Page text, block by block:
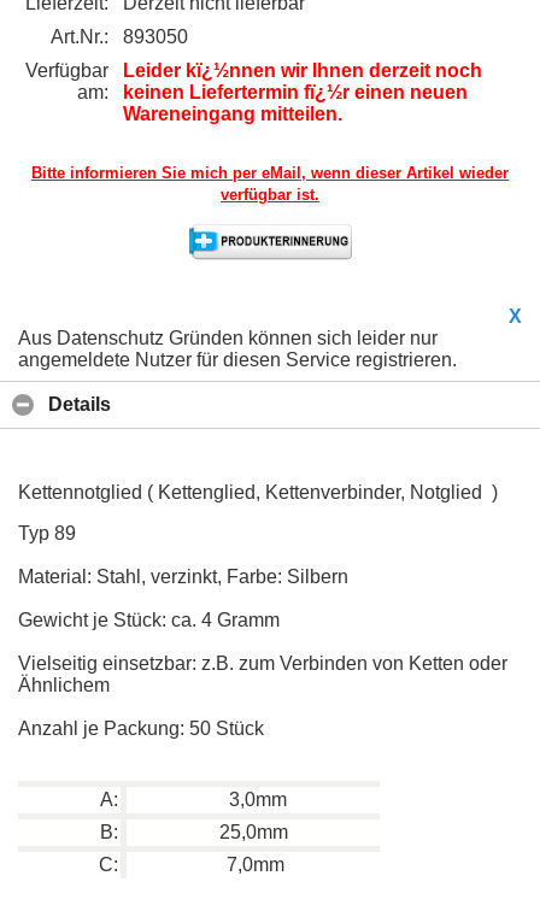
Art.Nr.:
893050
Verfügbar
am:
Leider kï¿½nnen wir Ihnen derzeit noch
keinen Liefertermin fï¿½r einen neuen
Wareneingang mitteilen.
Bitte informieren Sie mich per eMail, wenn dieser Artikel wieder
verfügbar ist.
X
Aus Datenschutz Gründen können sich leider nur
angemeldete Nutzer für diesen Service registrieren.
Details
Kettennotglied ( Kettenglied, Kettenverbinder, Notglied )
Typ 89
Material: Stahl, verzinkt, Farbe: Silbern
Gewicht je Stück: ca. 4 Gramm
Vielseitig einsetzbar: z.B. zum Verbinden von Ketten oder
Ähnlichem
Anzahl je Packung: 50 Stück
A:
3,0mm
B:
25,0mm
C:
7,0mm